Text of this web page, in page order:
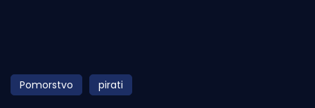
Obala
Otoci
Pomorstvo pirati